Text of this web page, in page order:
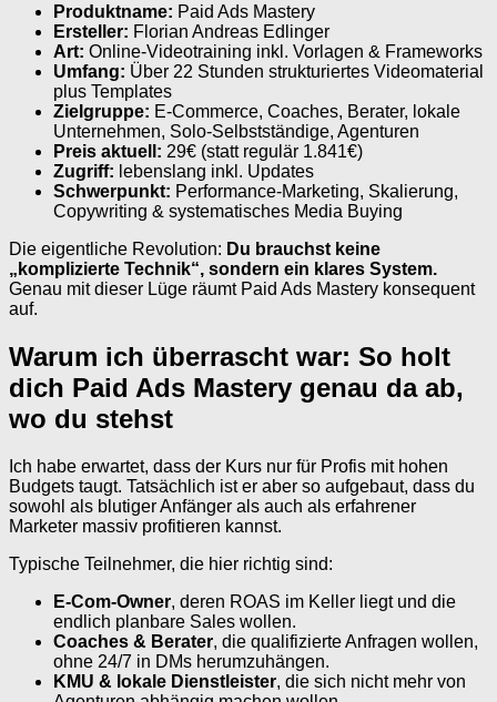
Produktname: Paid Ads Mastery
Ersteller: Florian Andreas Edlinger
Art: Online-Videotraining inkl. Vorlagen & Frameworks
Umfang: Über 22 Stunden strukturiertes Videomaterial
plus Templates
Zielgruppe: E-Commerce, Coaches, Berater, lokale
Unternehmen, Solo-Selbstständige, Agenturen
Preis aktuell: 29€ (statt regulär 1.841€)
Zugriff: lebenslang inkl. Updates
Schwerpunkt: Performance-Marketing, Skalierung,
Copywriting & systematisches Media Buying
Die eigentliche Revolution: Du brauchst keine
„komplizierte Technik“, sondern ein klares System.
Genau mit dieser Lüge räumt Paid Ads Mastery konsequent
auf.
Warum ich überrascht war: So holt
dich Paid Ads Mastery genau da ab,
wo du stehst
Ich habe erwartet, dass der Kurs nur für Profis mit hohen
Budgets taugt. Tatsächlich ist er aber so aufgebaut, dass du
sowohl als blutiger Anfänger als auch als erfahrener
Marketer massiv profitieren kannst.
Typische Teilnehmer, die hier richtig sind:
E-Com-Owner, deren ROAS im Keller liegt und die
endlich planbare Sales wollen.
Coaches & Berater, die qualifizierte Anfragen wollen,
ohne 24/7 in DMs herumzuhängen.
KMU & lokale Dienstleister, die sich nicht mehr von